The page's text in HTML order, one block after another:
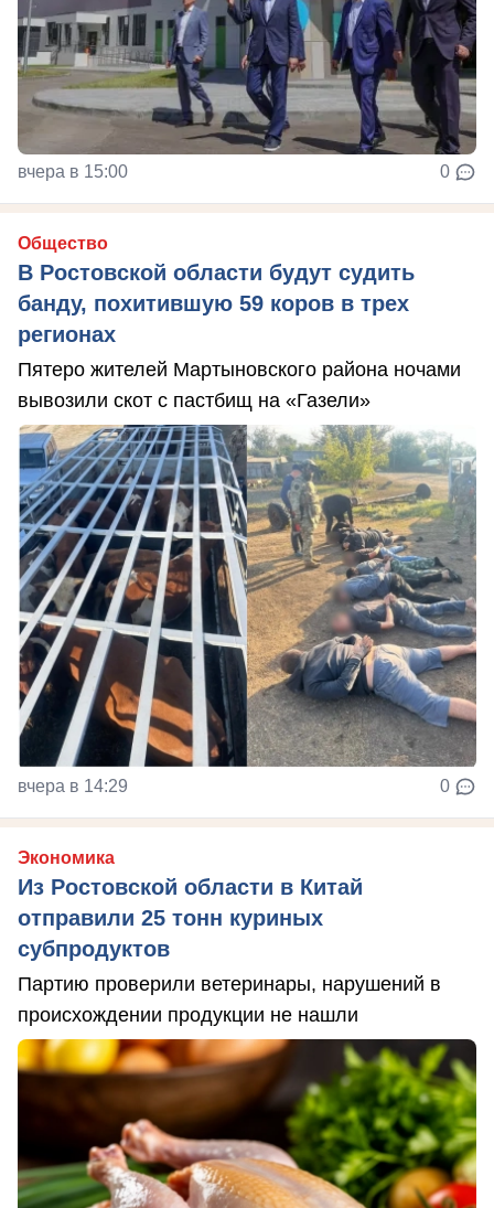
вчера в 15:00 0
Общество
В Ростовской области будут судить
банду, похитившую 59 коров в трех
регионах
Пятеро жителей Мартыновского района ночами
вывозили скот с пастбищ на «Газели»
вчера в 14:29 0
Экономика
Из Ростовской области в Китай
отправили 25 тонн куриных
субпродуктов
Партию проверили ветеринары, нарушений в
происхождении продукции не нашли